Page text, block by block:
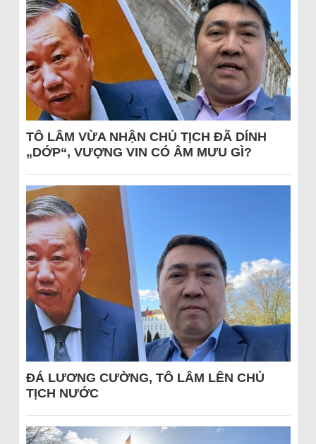
TÔ LÂM VỪA NHẬN CHỦ TỊCH ĐÃ DÍNH
„DỚP“, VƯỢNG VIN CÓ ÂM MƯU GÌ?
ĐÁ LƯƠNG CƯỜNG, TÔ LÂM LÊN CHỦ
TỊCH NƯỚC